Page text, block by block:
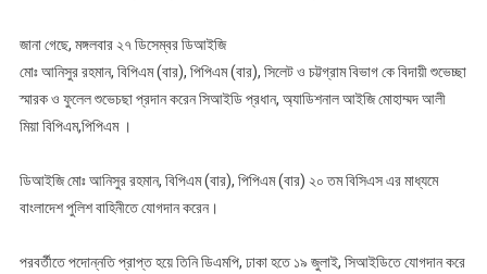
অনুষ্ঠান
অনুষ্ঠিত
জানা গেছে, মঙ্গলবার ২৭ ডিসেম্বর ডিআইজি
মোঃ আনিসুর রহমান, বিপিএম (বার), পিপিএম (বার), সিলেট ও চট্টগ্রাম বিভাগ কে বিদায়ী শুভেচ্ছা
স্মারক ও ফুলেল শুভেচছা প্রদান করেন সিআইডি প্রধান, অ্যাডিশনাল আইজি মোহাম্মদ আলী
মিয়া বিপিএম,পিপিএম ।
ডিআইজি মোঃ আনিসুর রহমান, বিপিএম (বার), পিপিএম (বার) ২০ তম বিসিএস এর মাধ্যমে
বাংলাদেশ পুলিশ বাহিনীতে যোগদান করেন।
পরবর্তীতে পদোন্নতি প্রাপ্ত হয়ে তিনি ডিএমপি, ঢাকা হতে ১৯ জুলাই, সিআইডিতে যোগদান করে